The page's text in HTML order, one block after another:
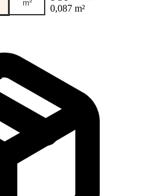
m²
0,087 m²